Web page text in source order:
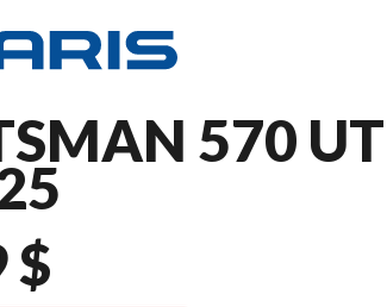
570
$